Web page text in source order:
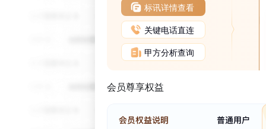
标讯详情查看
关键电话直连
甲方分析查询
会员尊享权益